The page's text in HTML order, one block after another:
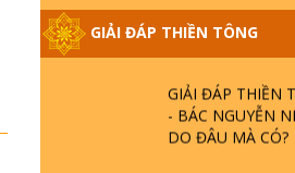
GIẢI ĐÁP THIỀN TÔNG
GIẢI ĐÁP THIỀN
- BÁC NGUYỄN
DO ĐÂU MÀ CÓ?